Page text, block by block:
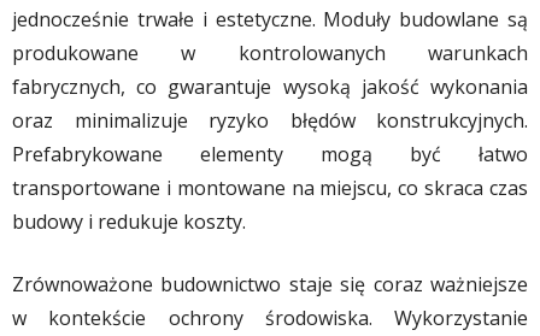
jednocześnie trwałe i estetyczne. Moduły budowlane są
produkowane w kontrolowanych warunkach
fabrycznych, co gwarantuje wysoką jakość wykonania
oraz minimalizuje ryzyko błędów konstrukcyjnych.
Prefabrykowane elementy mogą być łatwo
transportowane i montowane na miejscu, co skraca czas
budowy i redukuje koszty.
Zrównoważone budownictwo staje się coraz ważniejsze
w kontekście ochrony środowiska. Wykorzystanie